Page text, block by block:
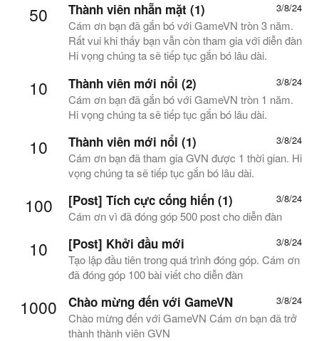
50 3/8/24
Thành viên nhẵn mặt (1)
Cám ơn bạn đã gắn bó với GameVN tròn 3 năm.
Rất vui khi thấy bạn vẫn còn tham gia với diễn đàn
Hi vọng chúng ta sẽ tiếp tục gắn bó lâu dài.
10 3/8/24
Thành viên mới nổi (2)
Cám ơn bạn đã gắn bó với GameVN tròn 1 năm.
Hi vọng chúng ta sẽ tiếp tục gắn bó lâu dài.
10 3/8/24
Thành viên mới nổi (1)
Cám ơn bạn đã tham gia GVN được 1 thời gian. Hi
vọng chúng ta sẽ tiếp tục gắn bó lâu dài.
100 3/8/24
[Post] Tích cực cống hiến (1)
Cám ơn vì đã đóng góp 500 post cho diễn đàn
10 3/8/24
[Post] Khởi đầu mới
Tạo lập đầu tiên trong quá trình đóng góp. Cám ơn
đã đóng góp 100 bài viết cho diễn đàn
1000 3/8/24
Chào mừng đến với GameVN
Chào mừng đến với GameVN Cám ơn bạn đã trở
thành thành viên GVN